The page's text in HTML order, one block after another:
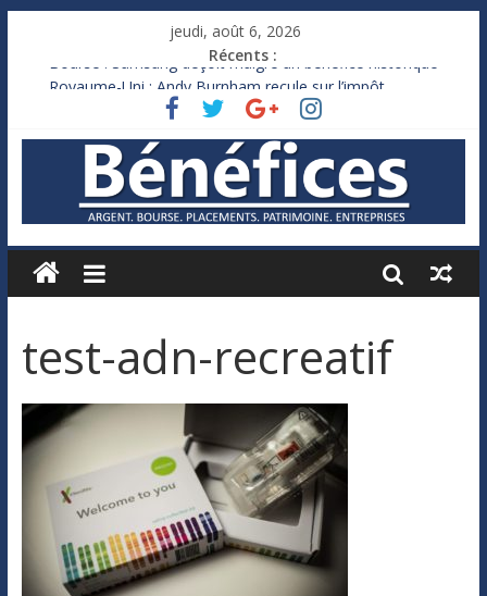
jeudi, août 6, 2026
Récents :
Bourse : Samsung déçoit malgré un bénéfice historique
Royaume-Uni : Andy Burnham recule sur l’impôt
Xavier Niel, le milliardaire qui ne touche presque rien
Ruée des fortunes russes vers l’étranger
France : le logement mis à l’épreuve par la chaleur
test-adn-recreatif